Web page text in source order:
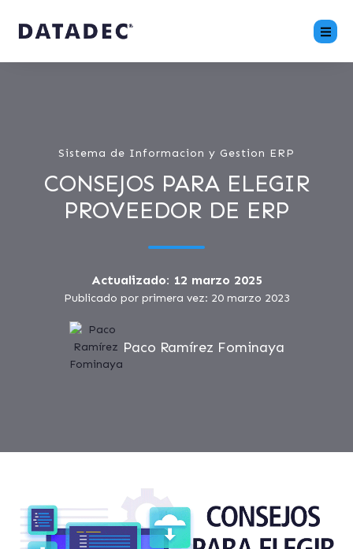
Sistema de Informacion y Gestion ERP
CONSEJOS PARA ELEGIR
PROVEEDOR DE ERP
Actualizado: 12 marzo 2025
Publicado por primera vez: 20 marzo 2023
Paco Ramírez Fominaya